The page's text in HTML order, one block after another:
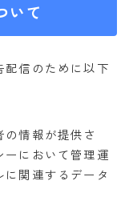
いて
配信のために以下
情報が提供さ
において管理運
関連するデータ